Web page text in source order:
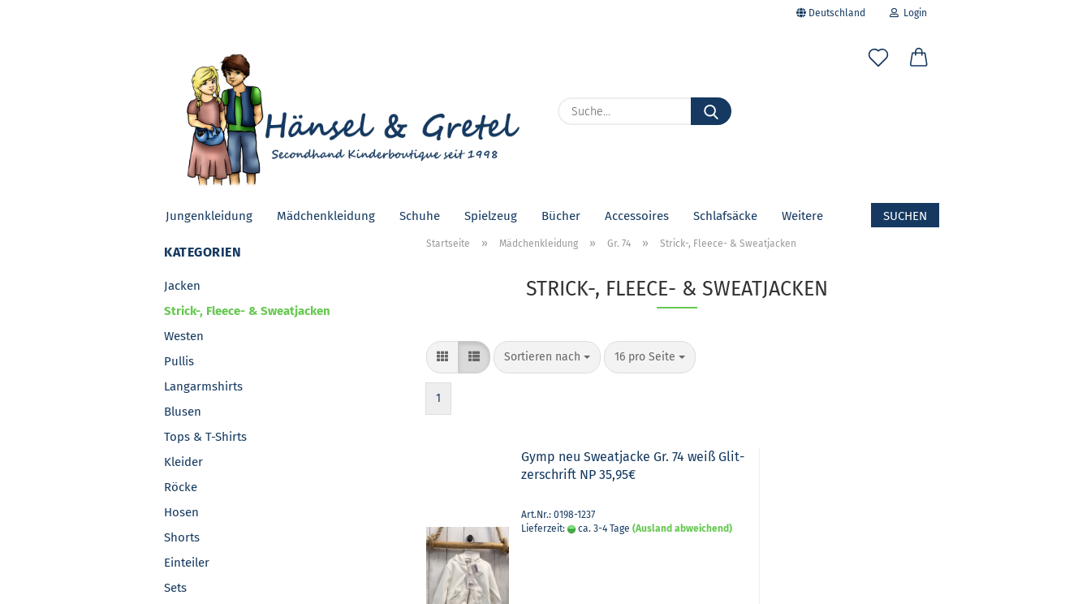
Deutschland Login
E-Mail
Konto erstellen
Suche...
Jungenkleidung Mädchenkleidung Schuhe Spielzeug Bücher Accessoires Schlafsäcke SUCHEN
Weitere
Startseite » Mädchenkleidung » Gr. 74 » Strick-, Fleece- & Sweatjacken
STRICK-, FLEECE- & SWEATJACKEN
Sortieren nach
Sortieren nach 16 pro Seite
pro Seite
1
Gymp neu Sweat­ja­cke Gr. 74 weiß Glit­
zer­schrift NP 35,95€
Art.Nr.: 0198-1237
Lieferzeit:
ca. 3-4 Tage (Ausland abweichend)
KATEGORIEN
Jacken
Strick-, Fleece- & Sweatjacken
Westen
Pullis
Langarmshirts
Blusen
Tops & T-Shirts
Kleider
Röcke
Hosen
Shorts
Einteiler
Sets